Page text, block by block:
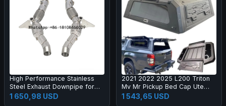
High Performance Stainless
Steel Exhaust Downpipe for
Ferrari F8
1 650,98 USD
2021 2022 2025 L200 Triton
Mv Mr Pickup Bed Cap Ute
Hardtop Topper Aluminium
Camper Shell Truck Canopy
1 543,65 USD